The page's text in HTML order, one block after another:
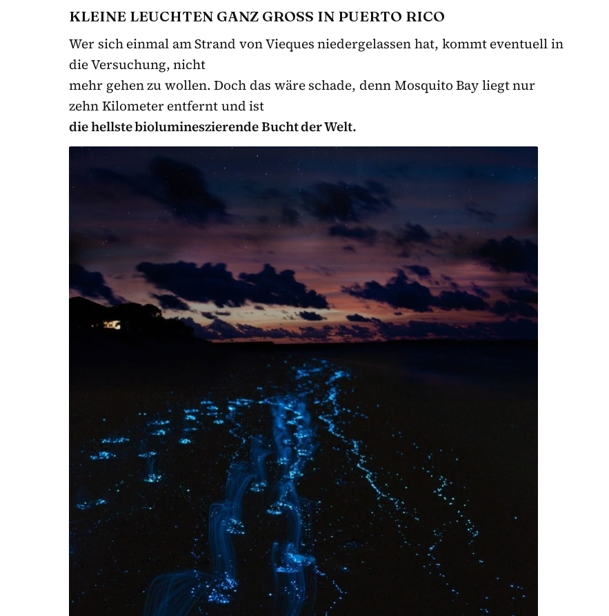
KLEINE LEUCHTEN GANZ GROSS IN PUERTO RICO
Wer sich einmal am Strand von Vieques niedergelassen hat, kommt eventuell in
die Versuchung, nicht
mehr gehen zu wollen. Doch das wäre schade, denn Mosquito Bay liegt nur
zehn Kilometer entfernt und ist
die hellste biolumineszierende Bucht der Welt.